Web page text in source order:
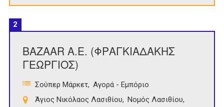
2
BAZAAR Α.Ε. (ΦΡΑΓΚΙΑΔΑΚΗΣ
ΓΕΩΡΓΙΟΣ)
Σούπερ Μάρκετ Αγορά - Εμπόριο
Άγιος Νικόλαος Λασιθίου
Νομός Λασιθίου